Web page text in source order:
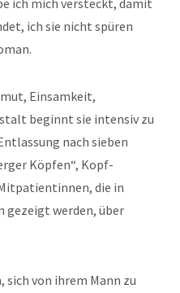
ich sie nicht spüren
Einsamkeit,
beginnt sie intensiv zu
nach sieben
Köpfen“, Kopf-
die in
gezeigt werden, über
sich von ihrem Mann zu